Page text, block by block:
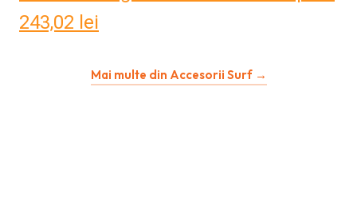
243,02 lei
Mai multe din Accesorii Surf →